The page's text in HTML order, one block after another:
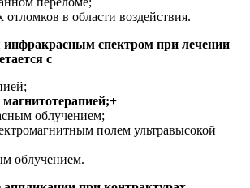
в области воздействия.
инфракрасным спектром при лечении
с
магнитотерапией;+
облучением;
полем ультравысокой
облучением.